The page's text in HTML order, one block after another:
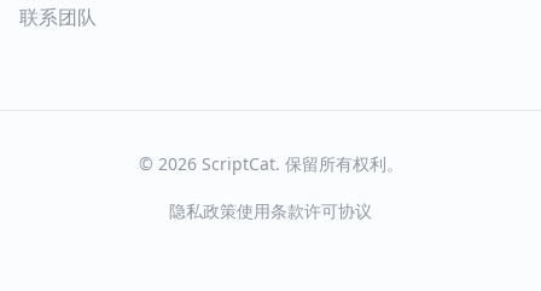
联系团队
© 2026ScriptCat. 保留所有权利。
隐私政策使用条款许可协议